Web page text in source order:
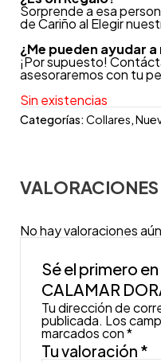
Sorprende a esa
de Cariño al Elegir
¿Me pueden ayudar
¡Por supuesto!
asesoraremos con tu
Sin existencias
Categorías:Collares,
No hay valoraciones
Sé el primero
CALAMAR
Tu dirección de
publicada. Los
marcados con*
Tu valoración *